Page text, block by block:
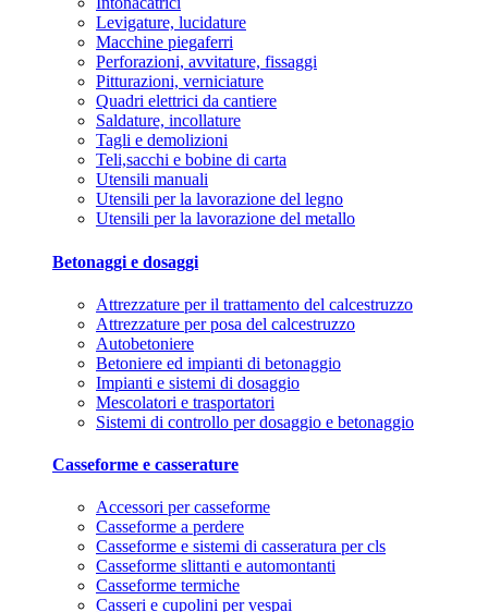
Levigature, lucidature
Macchine piegaferri
Perforazioni, avvitature, fissaggi
Pitturazioni, verniciature
Quadri elettrici da cantiere
Saldature, incollature
Tagli e demolizioni
Teli,sacchi e bobine di carta
Utensili manuali
Utensili per la lavorazione del legno
Utensili per la lavorazione del metallo
Betonaggi e dosaggi
Attrezzature per il trattamento del calcestruzzo
Attrezzature per posa del calcestruzzo
Autobetoniere
Betoniere ed impianti di betonaggio
Impianti e sistemi di dosaggio
Mescolatori e trasportatori
Sistemi di controllo per dosaggio e betonaggio
Casseforme e casserature
Accessori per casseforme
Casseforme a perdere
Casseforme e sistemi di casseratura per cls
Casseforme slittanti e automontanti
Casseforme termiche
Casseri e cupolini per vespai